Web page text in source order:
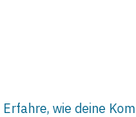
Erfahre, wie deine